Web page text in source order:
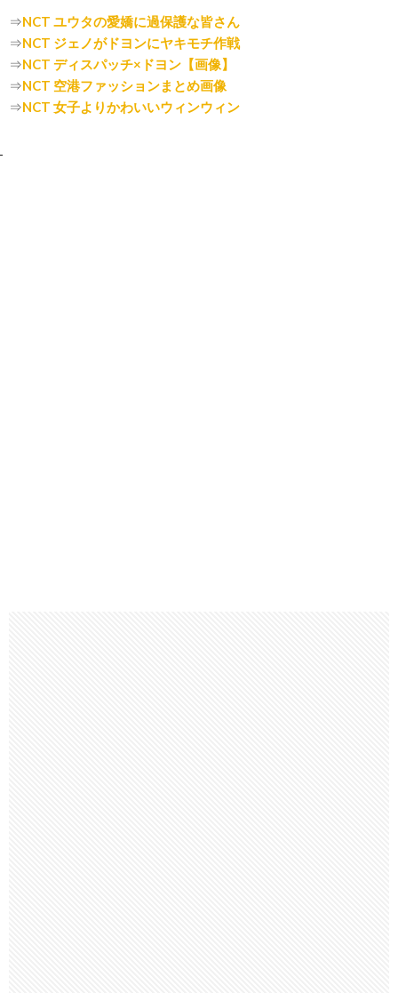
⇒NCT ユウタの愛嬌に過保護な皆さん
⇒NCT ジェノがドヨンにヤキモチ作戦
⇒NCT ディスパッチ×ドヨン【画像】
⇒NCT 空港ファッションまとめ画像
⇒NCT 女子よりかわいいウィンウィン